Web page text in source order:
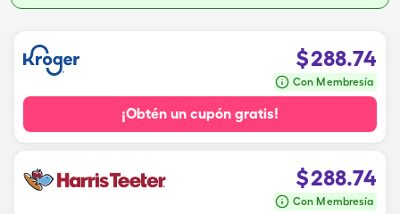
$288.74
Con Membresía
¡Obtén un cupón gratis!
$288.74
Con Membresía